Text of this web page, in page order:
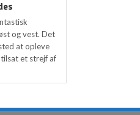
og vest. Det
at opleve
et strejf af